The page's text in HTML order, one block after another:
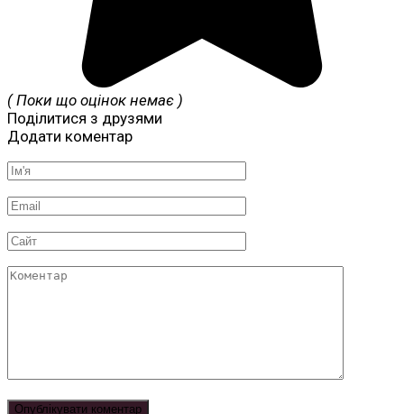
( Поки що оцінок немає )
Поділитися з друзями
Додати коментар
Ім'я
Email
Сайт
Коментар